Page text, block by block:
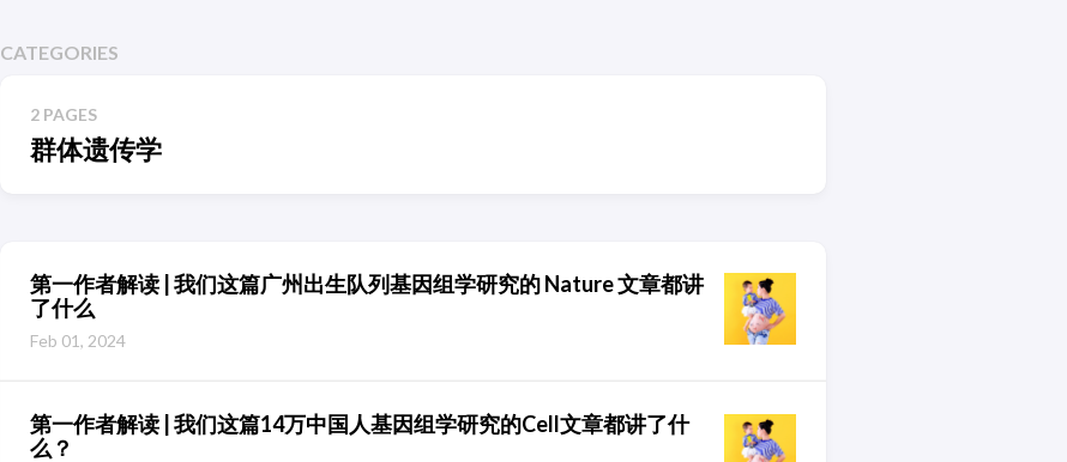
CATEGORIES
2 PAGES
群体遗传学
第一作者解读 | 我们这篇广州出生队列基因组学研究的 Nature 文章都讲
了什么
Feb 01, 2024
第一作者解读 | 我们这篇14万中国人基因组学研究的Cell文章都讲了什
么？